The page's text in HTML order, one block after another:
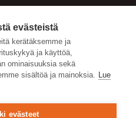
evästeistä
kerätäksemme ja
ja käyttöä,
ominaisuuksia sekä
sisältöä ja mainoksia. Lue
evästeet